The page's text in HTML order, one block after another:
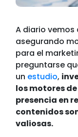
A diario
asegurando
para el
preguntarse
un estudio,
los motores
presencia en
contenidos
valiosas.